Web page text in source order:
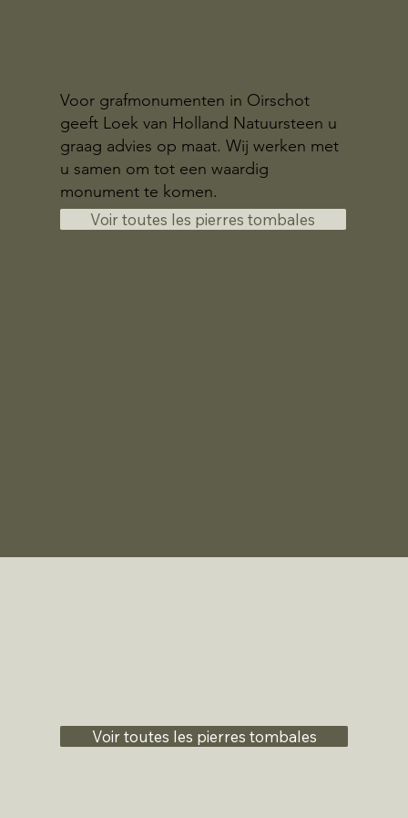
Voor grafmonumenten in Oirschot
geeft Loek van Holland Natuursteen u
graag advies op maat. Wij werken met
u samen om tot een waardig
monument te komen.
Voir toutes les pierres tombales
Voir toutes les pierres tombales